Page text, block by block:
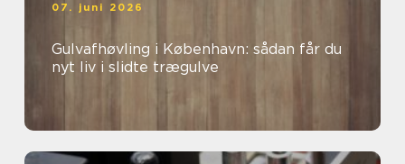
07. juni 2026
Gulvafhøvling i København: sådan får du
nyt liv i slidte trægulve